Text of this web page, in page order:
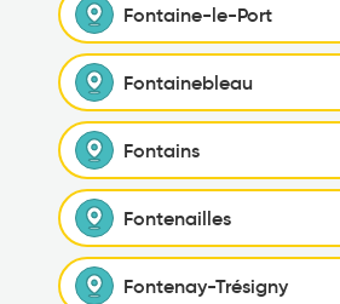
Fontaine-le-Port
Fontainebleau
Fontains
Fontenailles
Fontenay-Trésigny